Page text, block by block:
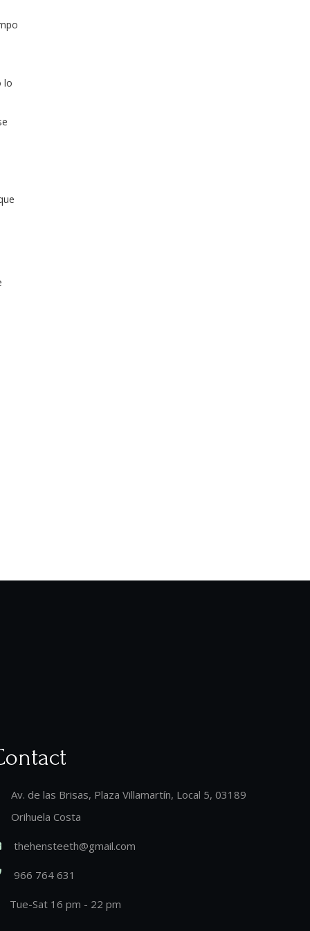
lo
Av. de las Brisas, Plaza Villamartín, Local 5, 03189
Orihuela Costa
thehensteeth@gmail.com
966 764 631
Tue-Sat 16 pm - 22 pm